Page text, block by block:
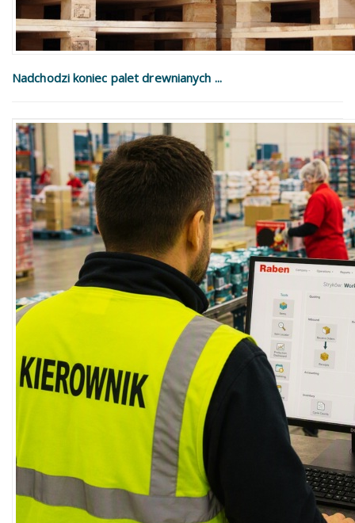
Nadchodzi koniec palet drewnianych ...